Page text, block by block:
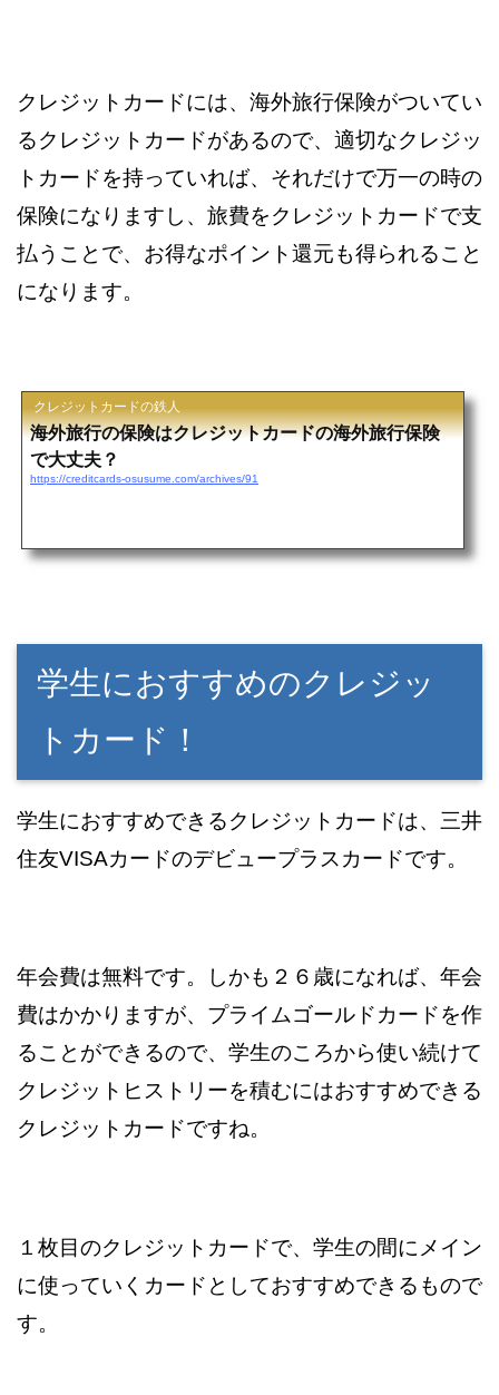
クレジットカードには、海外旅行保険がついてい
るクレジットカードがあるので、適切なクレジッ
トカードを持っていれば、それだけで万一の時の
保険になりますし、旅費をクレジットカードで支
払うことで、お得なポイント還元も得られること
になります。
クレジットカードの鉄人
海外旅行の保険はクレジットカードの海外旅行保険
で大丈夫？
https://creditcards-osusume.com/archives/91
学生におすすめのクレジッ
トカード！
学生におすすめできるクレジットカードは、三井
住友VISAカードのデビュープラスカードです。
年会費は無料です。しかも２６歳になれば、年会
費はかかりますが、プライムゴールドカードを作
ることができるので、学生のころから使い続けて
クレジットヒストリーを積むにはおすすめできる
クレジットカードですね。
１枚目のクレジットカードで、学生の間にメイン
に使っていくカードとしておすすめできるもので
す。